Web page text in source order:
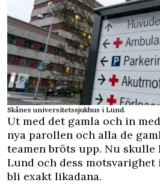
Skånes universitetssjukhus i Lund.
Ut med det gamla och in
nya parollen och alla de
teamen bröts upp. Nu
Lund och dess motsvarighet
bli exakt likadana.